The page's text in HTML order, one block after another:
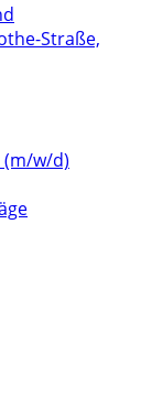
Straße,
(m/w/d)